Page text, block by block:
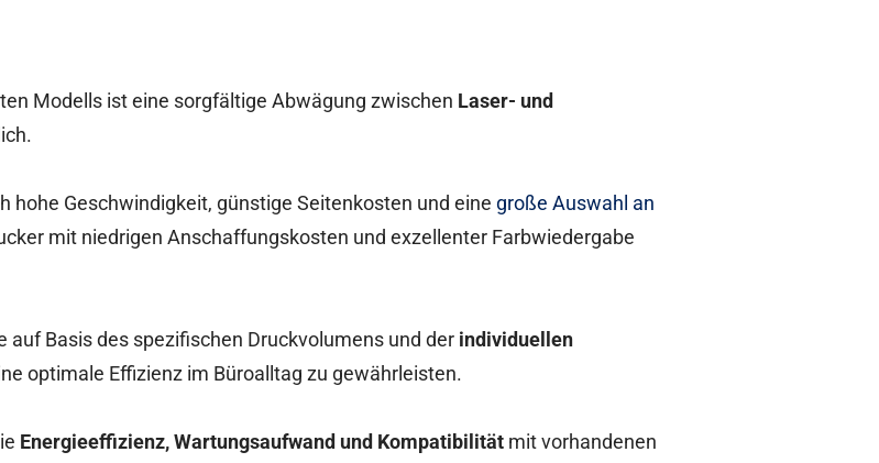
Modells ist eine sorgfältige Abwägung zwischen Laser- und
hohe Geschwindigkeit, günstige Seitenkosten und eine große Auswahl an
mit niedrigen Anschaffungskosten und exzellenter Farbwiedergabe
auf Basis des spezifischen Druckvolumens und der individuellen
optimale Effizienz im Büroalltag zu gewährleisten.
Energieeffizienz, Wartungsaufwand und Kompatibilität mit vorhandenen